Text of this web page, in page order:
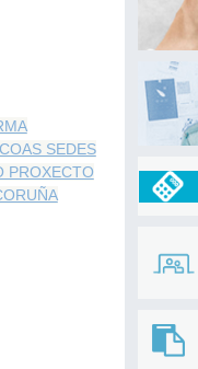
SEDES
PROXECTO